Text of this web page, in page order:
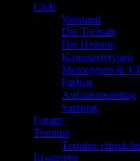
Club
Vorstand
Die Technik
Die Historie
Karosserietypen
Motortypen &
Farben
Aufnahmeantrag
Satzung
Forum
Termine
Termine
Ersatzteile